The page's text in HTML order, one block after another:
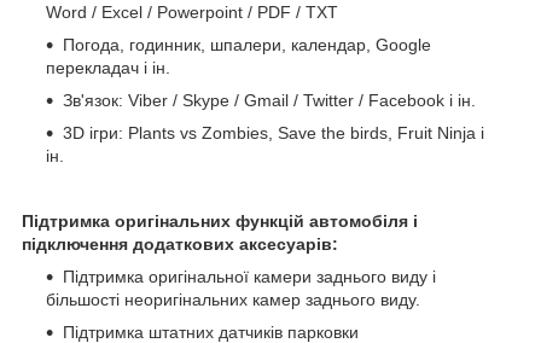
Word / Excel / Powerpoint / PDF / TXT
Погода, годинник, шпалери, календар, Google
перекладач і ін.
Зв'язок: Viber / Skype / Gmail / Twitter / Facebook і ін.
3D ігри: Plants vs Zombies, Save the birds, Fruit Ninja і
ін.
Підтримка оригінальних функцій автомобіля і
підключення додаткових аксесуарів:
Підтримка оригінальної камери заднього виду і
більшості неоригінальних камер заднього виду.
Підтримка штатних датчиків парковки